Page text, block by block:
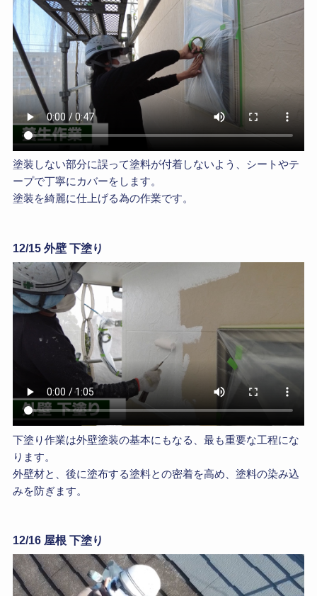
塗装しない部分に誤って塗料が付着しないよう、シートやテ
ープで丁寧にカバーをします。
塗装を綺麗に仕上げる為の作業です。
12/15 外壁 下塗り
下塗り作業は外壁塗装の基本にもなる、最も重要な工程にな
ります。
外壁材と、後に塗布する塗料との密着を高め、塗料の染み込
みを防ぎます。
12/16 屋根 下塗り